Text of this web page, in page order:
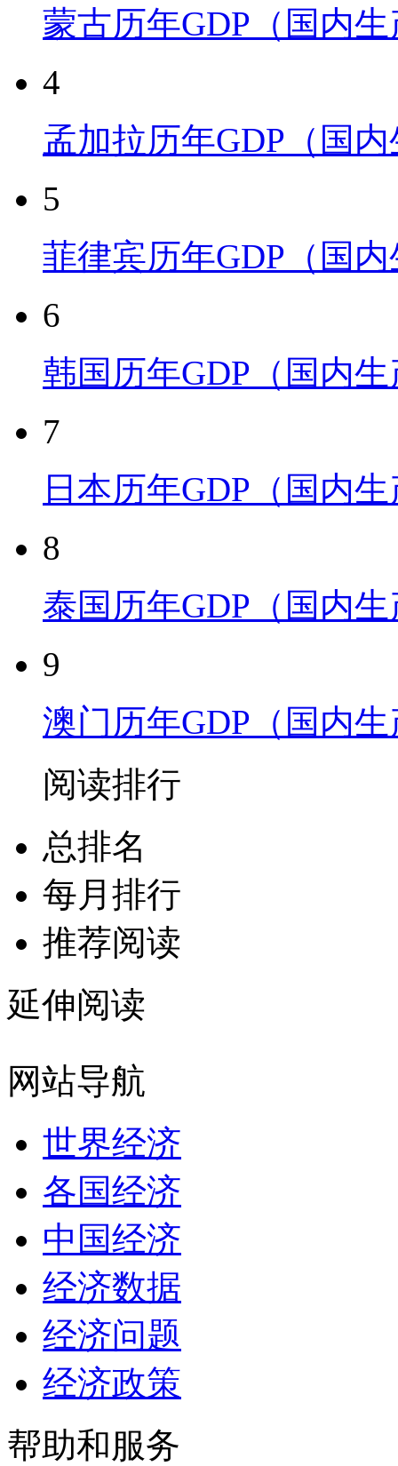
蒙古历年GDP（国内
4
孟加拉历年GDP（国
5
菲律宾历年GDP（国
6
韩国历年GDP（国内
7
日本历年GDP（国内
8
泰国历年GDP（国内
9
澳门历年GDP（国内
阅读排行
总排名
每月排行
推荐阅读
延伸阅读
网站导航
世界经济
各国经济
中国经济
经济数据
经济问题
经济政策
帮助和服务